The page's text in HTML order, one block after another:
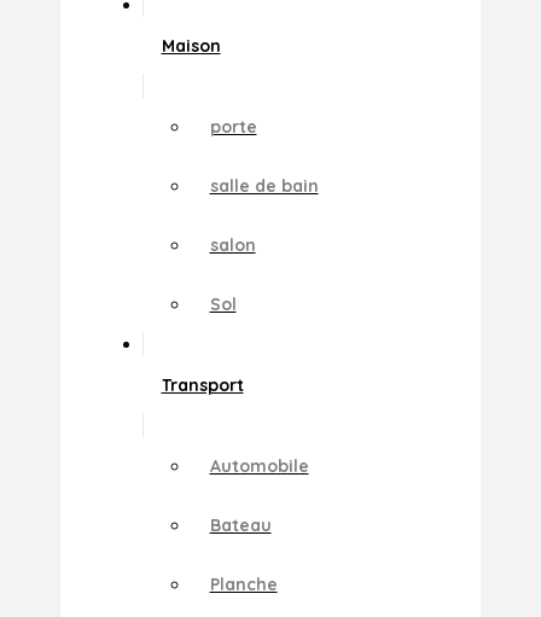
Maison
porte
salle de bain
salon
Sol
Transport
Automobile
Bateau
Planche